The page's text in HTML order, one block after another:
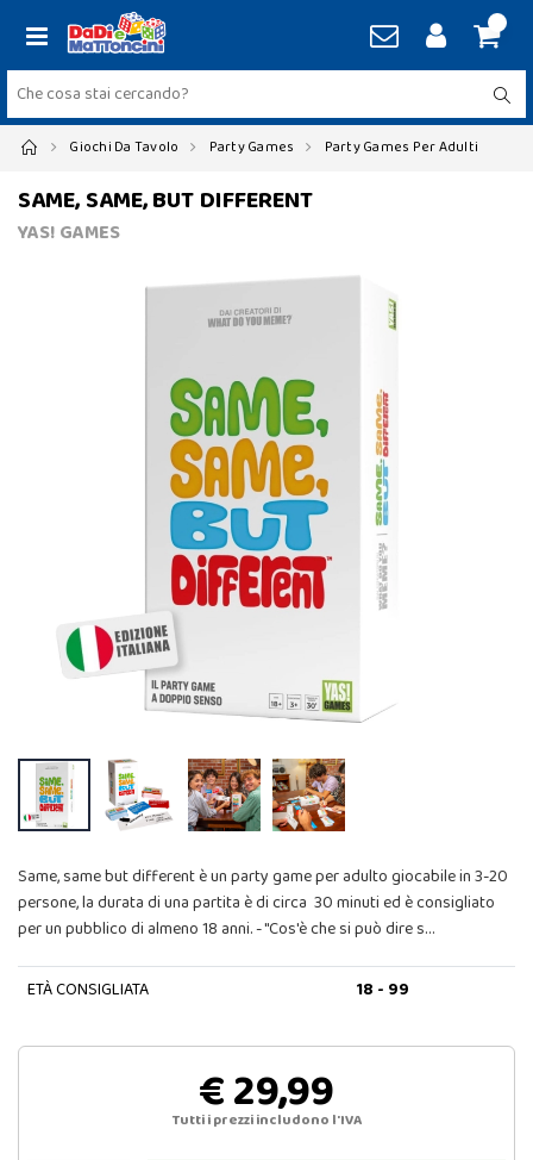
Giochi Da Tavolo Party Games Party Games Per Adulti
SAME, SAME, BUT DIFFERENT
YAS! GAMES
Same, same but different è un party game per adulto giocabile in 3-20
persone, la durata di una partita è di circa 30 minuti ed è consigliato
per un pubblico di almeno 18 anni. - "Cos'è che si può dire s…
ETÀ CONSIGLIATA 18 - 99
€ 29,99
Tutti i prezzi includono l'IVA